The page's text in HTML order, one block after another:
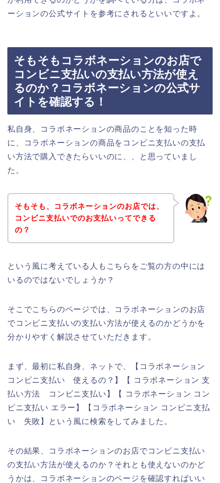
ーションの公式サイトを参考にされるといいですよ。
そもそもコラボネーションのお店で
コンビニ支払いの支払い方法が使え
るのか？コラボネーションの公式サ
イトを確認する！
私自身、コラボネーションの商品のことを知った時
に、コラボネーションの商品をコンビニ支払いの支払
い方法で購入できたらいいのに、、と思っていまし
た。
そもそも、コラボネーションのお店では、
コンビニ支払いでのお支払いってできる
の？
という風に考えている人もこちらをご覧の方の中には
いるのではないでしょうか？
そこでこちらのページでは、コラボネーションのお店
でコンビニ支払いの支払い方法が使えるのかどうかを
分かりやすく解説させていただきます。
まず、最初に私自身、ネットで、【コラボネーション
コンビニ支払い 使えるの？】【 コラボネーション 支
払い方法 コンビニ支払い】【 コラボネーション コン
ビニ支払い エラー】【コラボネーション コンビニ支払
い 失敗】という風に検索をしてみました。
その結果、コラボネーションのお店でコンビニ支払い
の支払い方法が使えるのか？それとも使えないのかど
うかは、コラボネーションのページを確認すればいい